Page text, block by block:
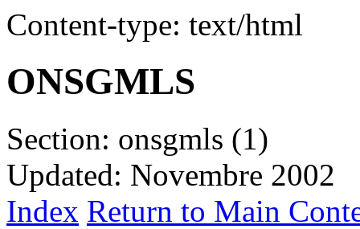
Content-type: text/html
ONSGMLS
Section: onsgmls (1)
Updated: Novembre 2002
Index Return to Main